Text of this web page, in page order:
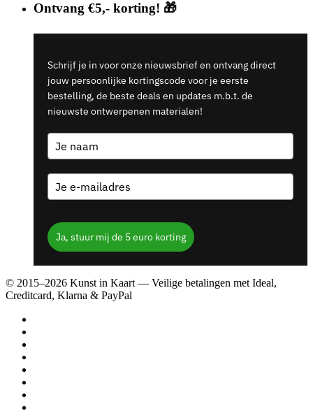
Ontvang €5,- korting! 🎁
Schrijf je in voor onze nieuwsbrief en ontvang direct
jouw persoonlijke kortingscode voor je eerste
bestelling, de beste deals en updates m.b.t. de
nieuwste ontwerpenen materialen!
Ja, stuur mij de 5 euro korting
© 2015–2026 Kunst in Kaart — Veilige betalingen met Ideal,
Creditcard, Klarna & PayPal